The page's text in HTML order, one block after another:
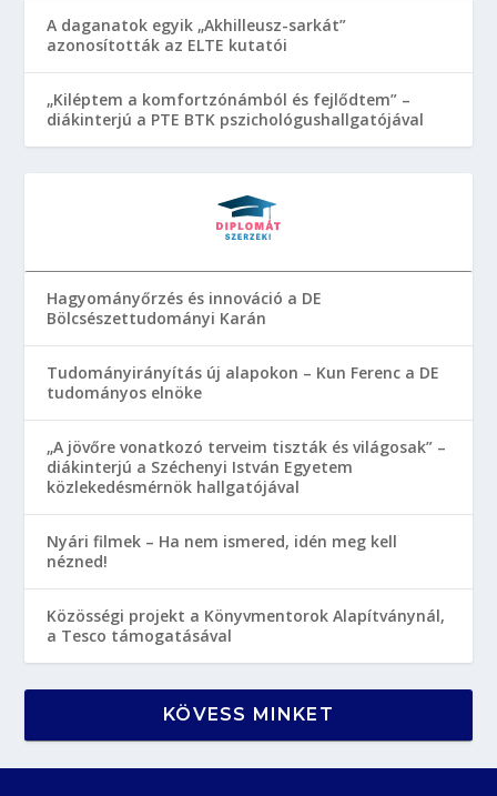
A daganatok egyik „Akhilleusz-sarkát”
azonosították az ELTE kutatói
„Kiléptem a komfortzónámból és fejlődtem” –
diákinterjú a PTE BTK pszichológushallgatójával
Hagyományőrzés és innováció a DE
Bölcsészettudományi Karán
Tudományirányítás új alapokon – Kun Ferenc a DE
tudományos elnöke
„A jövőre vonatkozó terveim tiszták és világosak” –
diákinterjú a Széchenyi István Egyetem
közlekedésmérnök hallgatójával
Nyári filmek – Ha nem ismered, idén meg kell
nézned!
Közösségi projekt a Könyvmentorok Alapítványnál,
a Tesco támogatásával
KÖVESS MINKET